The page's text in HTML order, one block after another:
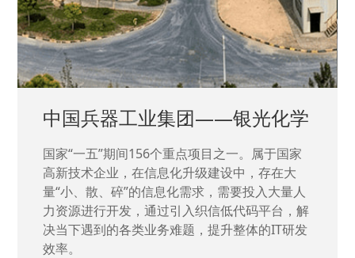
中国兵器工业集团——银光化学
国家“一五”期间156个重点项目之一。属于国家
高新技术企业，在信息化升级建设中，存在大
量“小、散、碎”的信息化需求，需要投入大量人
力资源进行开发，通过引入织信低代码平台，解
决当下遇到的各类业务难题，提升整体的IT研发
效率。